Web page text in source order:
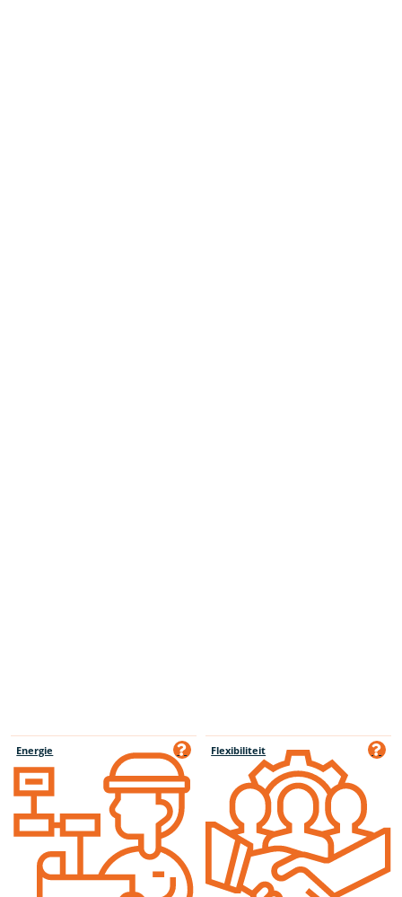
Energie Flexibiliteit